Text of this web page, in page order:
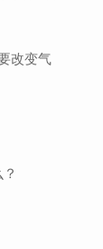
改变气